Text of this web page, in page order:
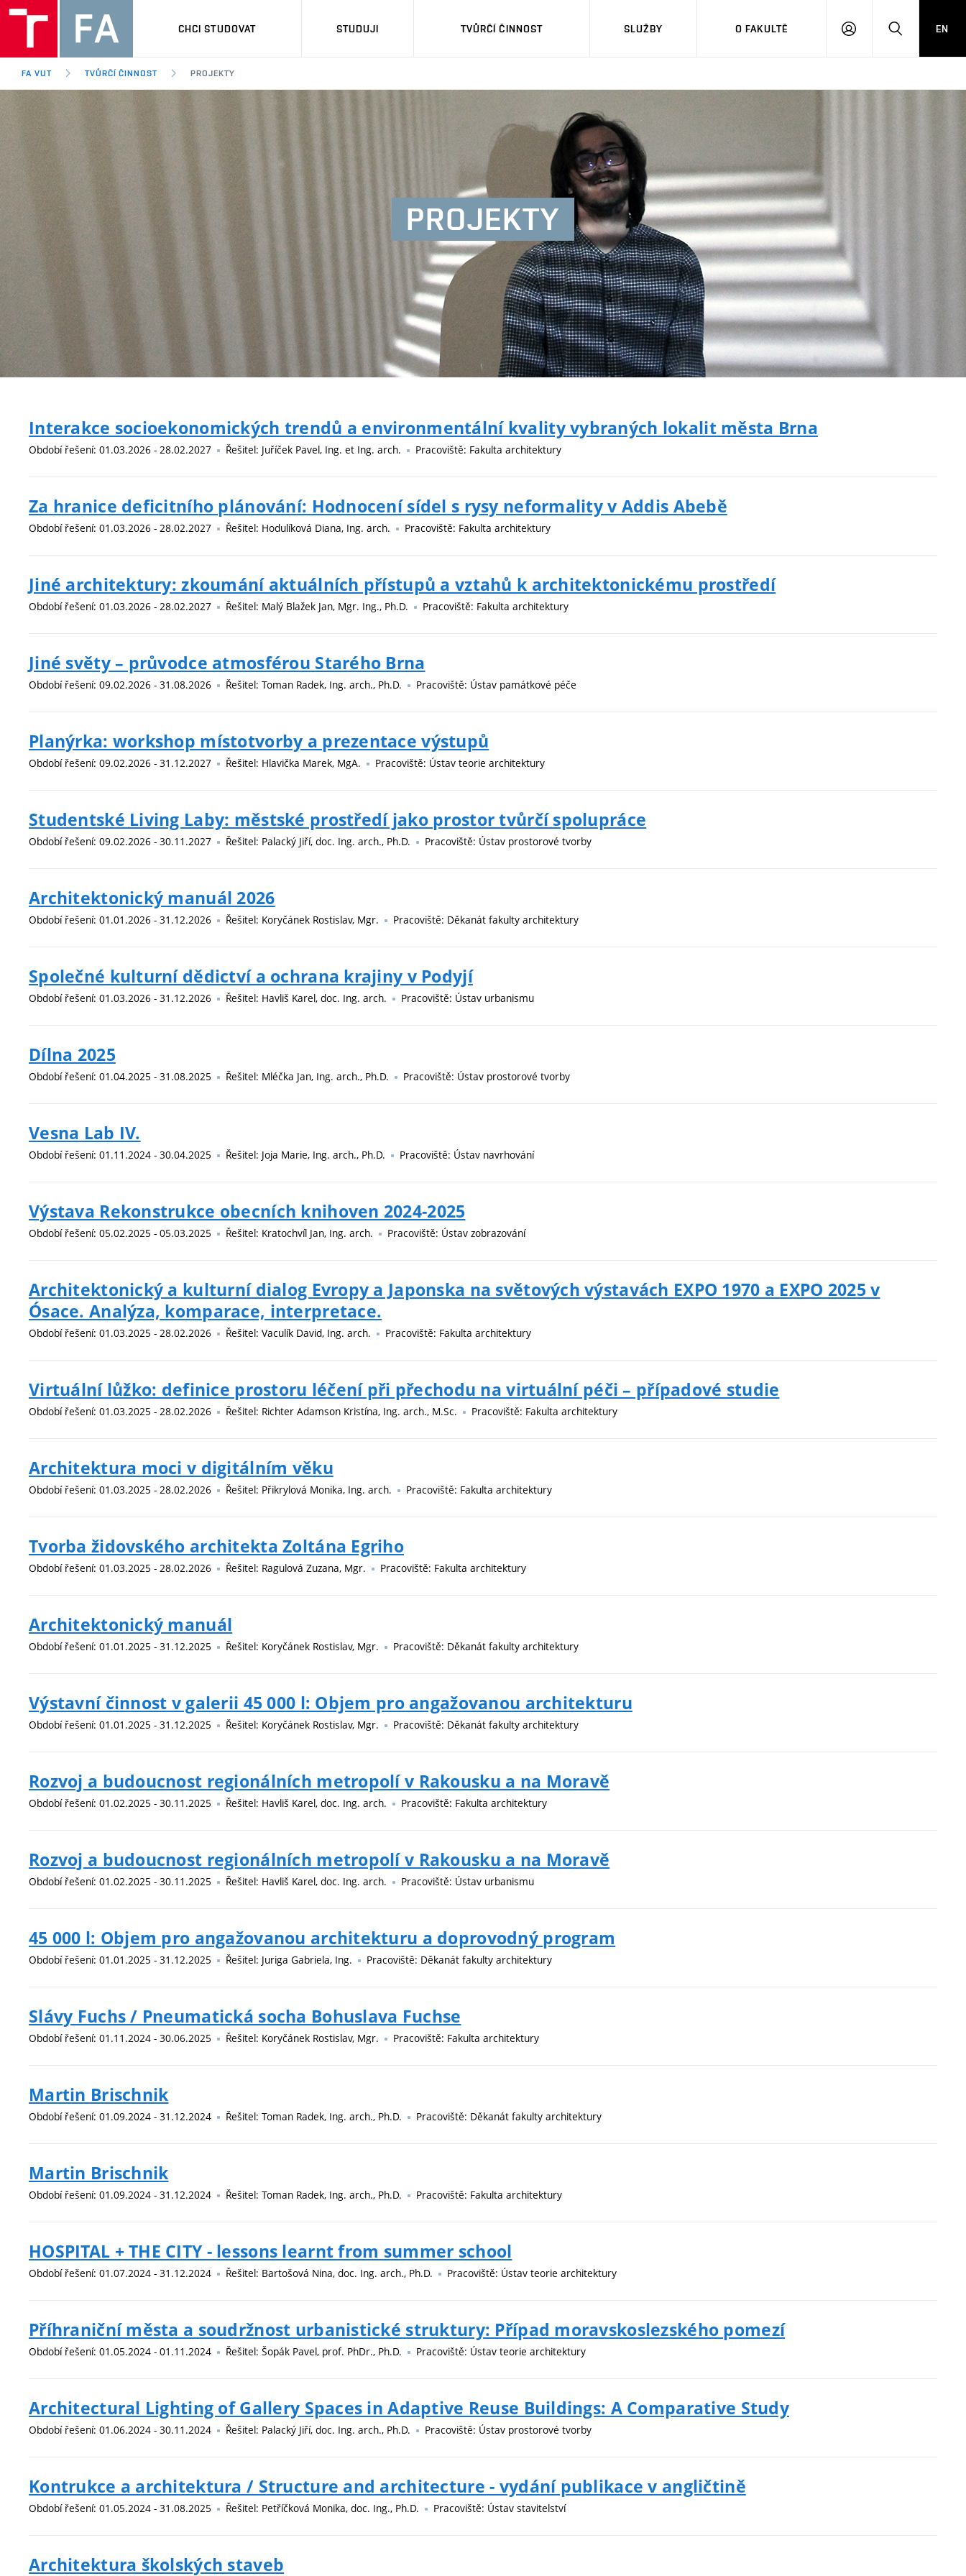
CHCI STUDOVAT STUDUJI TVŮRČÍ ČINNOST SLUŽBY O FAKULTĚ
PŘIHLÁSITHLEDAT
EN
FA VUT TVŮRČÍ ČINNOST PROJEKTY
PROJEKTY
Interakce socioekonomických trendů a environmentální kvality vybraných lokalit města Brna
Období řešení: 01.03.2026 - 28.02.2027 Řešitel: Juříček Pavel, Ing. et Ing. arch. Pracoviště: Fakulta architektury
Za hranice deficitního plánování: Hodnocení sídel s rysy neformality v Addis Abebě
Období řešení: 01.03.2026 - 28.02.2027 Řešitel: Hodulíková Diana, Ing. arch. Pracoviště: Fakulta architektury
Jiné architektury: zkoumání aktuálních přístupů a vztahů k architektonickému prostředí
Období řešení: 01.03.2026 - 28.02.2027 Řešitel: Malý Blažek Jan, Mgr. Ing., Ph.D. Pracoviště: Fakulta architektury
Jiné světy – průvodce atmosférou Starého Brna
Období řešení: 09.02.2026 - 31.08.2026 Řešitel: Toman Radek, Ing. arch., Ph.D. Pracoviště: Ústav památkové péče
Planýrka: workshop místotvorby a prezentace výstupů
Období řešení: 09.02.2026 - 31.12.2027 Řešitel: Hlavička Marek, MgA. Pracoviště: Ústav teorie architektury
Studentské Living Laby: městské prostředí jako prostor tvůrčí spolupráce
Období řešení: 09.02.2026 - 30.11.2027 Řešitel: Palacký Jiří, doc. Ing. arch., Ph.D. Pracoviště: Ústav prostorové tvorby
Architektonický manuál 2026
Období řešení: 01.01.2026 - 31.12.2026 Řešitel: Koryčánek Rostislav, Mgr. Pracoviště: Děkanát fakulty architektury
Společné kulturní dědictví a ochrana krajiny v Podyjí
Období řešení: 01.03.2026 - 31.12.2026 Řešitel: Havliš Karel, doc. Ing. arch. Pracoviště: Ústav urbanismu
Dílna 2025
Období řešení: 01.04.2025 - 31.08.2025 Řešitel: Mléčka Jan, Ing. arch., Ph.D. Pracoviště: Ústav prostorové tvorby
Vesna Lab IV.
Období řešení: 01.11.2024 - 30.04.2025 Řešitel: Joja Marie, Ing. arch., Ph.D. Pracoviště: Ústav navrhování
Výstava Rekonstrukce obecních knihoven 2024-2025
Období řešení: 05.02.2025 - 05.03.2025 Řešitel: Kratochvíl Jan, Ing. arch. Pracoviště: Ústav zobrazování
Architektonický a kulturní dialog Evropy a Japonska na světových výstavách EXPO 1970 a EXPO 2025 v
Ósace. Analýza, komparace, interpretace.
Období řešení: 01.03.2025 - 28.02.2026 Řešitel: Vaculík David, Ing. arch. Pracoviště: Fakulta architektury
Virtuální lůžko: definice prostoru léčení při přechodu na virtuální péči – případové studie
Období řešení: 01.03.2025 - 28.02.2026 Řešitel: Richter Adamson Kristína, Ing. arch., M.Sc. Pracoviště: Fakulta architektury
Architektura moci v digitálním věku
Období řešení: 01.03.2025 - 28.02.2026 Řešitel: Přikrylová Monika, Ing. arch. Pracoviště: Fakulta architektury
Tvorba židovského architekta Zoltána Egriho
Období řešení: 01.03.2025 - 28.02.2026 Řešitel: Ragulová Zuzana, Mgr. Pracoviště: Fakulta architektury
Architektonický manuál
Období řešení: 01.01.2025 - 31.12.2025 Řešitel: Koryčánek Rostislav, Mgr. Pracoviště: Děkanát fakulty architektury
Výstavní činnost v galerii 45 000 l: Objem pro angažovanou architekturu
Období řešení: 01.01.2025 - 31.12.2025 Řešitel: Koryčánek Rostislav, Mgr. Pracoviště: Děkanát fakulty architektury
Rozvoj a budoucnost regionálních metropolí v Rakousku a na Moravě
Období řešení: 01.02.2025 - 30.11.2025 Řešitel: Havliš Karel, doc. Ing. arch. Pracoviště: Fakulta architektury
Rozvoj a budoucnost regionálních metropolí v Rakousku a na Moravě
Období řešení: 01.02.2025 - 30.11.2025 Řešitel: Havliš Karel, doc. Ing. arch. Pracoviště: Ústav urbanismu
45 000 l: Objem pro angažovanou architekturu a doprovodný program
Období řešení: 01.01.2025 - 31.12.2025 Řešitel: Juriga Gabriela, Ing. Pracoviště: Děkanát fakulty architektury
Slávy Fuchs / Pneumatická socha Bohuslava Fuchse
Období řešení: 01.11.2024 - 30.06.2025 Řešitel: Koryčánek Rostislav, Mgr. Pracoviště: Fakulta architektury
Martin Brischnik
Období řešení: 01.09.2024 - 31.12.2024 Řešitel: Toman Radek, Ing. arch., Ph.D. Pracoviště: Děkanát fakulty architektury
Martin Brischnik
Období řešení: 01.09.2024 - 31.12.2024 Řešitel: Toman Radek, Ing. arch., Ph.D. Pracoviště: Fakulta architektury
HOSPITAL + THE CITY - lessons learnt from summer school
Období řešení: 01.07.2024 - 31.12.2024 Řešitel: Bartošová Nina, doc. Ing. arch., Ph.D. Pracoviště: Ústav teorie architektury
Příhraniční města a soudržnost urbanistické struktury: Případ moravskoslezského pomezí
Období řešení: 01.05.2024 - 01.11.2024 Řešitel: Šopák Pavel, prof. PhDr., Ph.D. Pracoviště: Ústav teorie architektury
Architectural Lighting of Gallery Spaces in Adaptive Reuse Buildings: A Comparative Study
Období řešení: 01.06.2024 - 30.11.2024 Řešitel: Palacký Jiří, doc. Ing. arch., Ph.D. Pracoviště: Ústav prostorové tvorby
Kontrukce a architektura / Structure and architecture - vydání publikace v angličtině
Období řešení: 01.05.2024 - 31.08.2025 Řešitel: Petříčková Monika, doc. Ing., Ph.D. Pracoviště: Ústav stavitelství
Architektura školských staveb